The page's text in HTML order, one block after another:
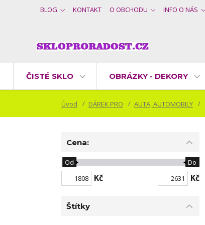
BLOG KONTAKT O OBCHODU INFO O NÁS
ČISTÉ SKLO OBRÁZKY - DEKORY
Úvod DÁREK PRO AUTA, AUTOMOBILY
Cena:
Kč
Od Do
Kč
Štítky